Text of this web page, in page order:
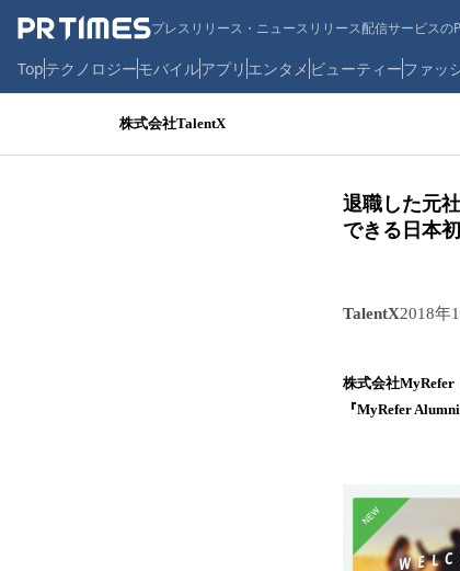
プレスリリース・ニュースリリース配信サービスの
Topテクノロジーモバイルアプリ エンタメ ビューティーファッ
株式会社TalentX
退職した元
できる日本
TalentX2018年
株式会社MyRefer
『MyRefer